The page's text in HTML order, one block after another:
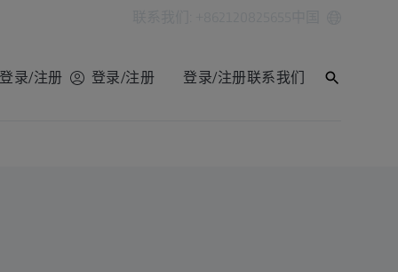
登录/注册 登录/注册 登录/注册联系我们